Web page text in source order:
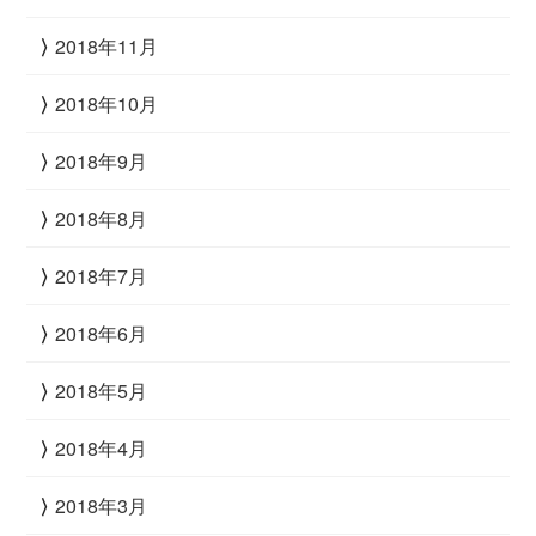
2018年11月
2018年10月
2018年9月
2018年8月
2018年7月
2018年6月
2018年5月
2018年4月
2018年3月